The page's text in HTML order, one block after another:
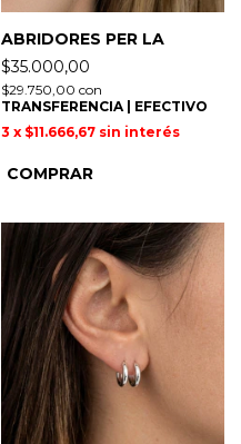
ABRIDORES PER LA
$35.000,00
$29.750,00 con
TRANSFERENCIA | EFECTIVO
3 x $11.666,67 sin interés